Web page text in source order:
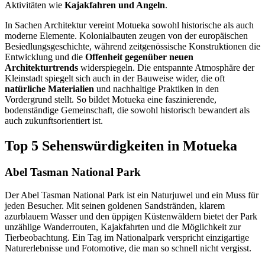
Aktivitäten wie Kajakfahren und Angeln.
In Sachen Architektur vereint Motueka sowohl historische als auch
moderne Elemente. Kolonialbauten zeugen von der europäischen
Besiedlungsgeschichte, während zeitgenössische Konstruktionen die
Entwicklung und die Offenheit gegenüber neuen
Architekturtrends widerspiegeln. Die entspannte Atmosphäre der
Kleinstadt spiegelt sich auch in der Bauweise wider, die oft
natürliche Materialien und nachhaltige Praktiken in den
Vordergrund stellt. So bildet Motueka eine faszinierende,
bodenständige Gemeinschaft, die sowohl historisch bewandert als
auch zukunftsorientiert ist.
Top 5 Sehenswürdigkeiten in Motueka
Abel Tasman National Park
Der Abel Tasman National Park ist ein Naturjuwel und ein Muss für
jeden Besucher. Mit seinen goldenen Sandstränden, klarem
azurblauem Wasser und den üppigen Küstenwäldern bietet der Park
unzählige Wanderrouten, Kajakfahrten und die Möglichkeit zur
Tierbeobachtung. Ein Tag im Nationalpark verspricht einzigartige
Naturerlebnisse und Fotomotive, die man so schnell nicht vergisst.